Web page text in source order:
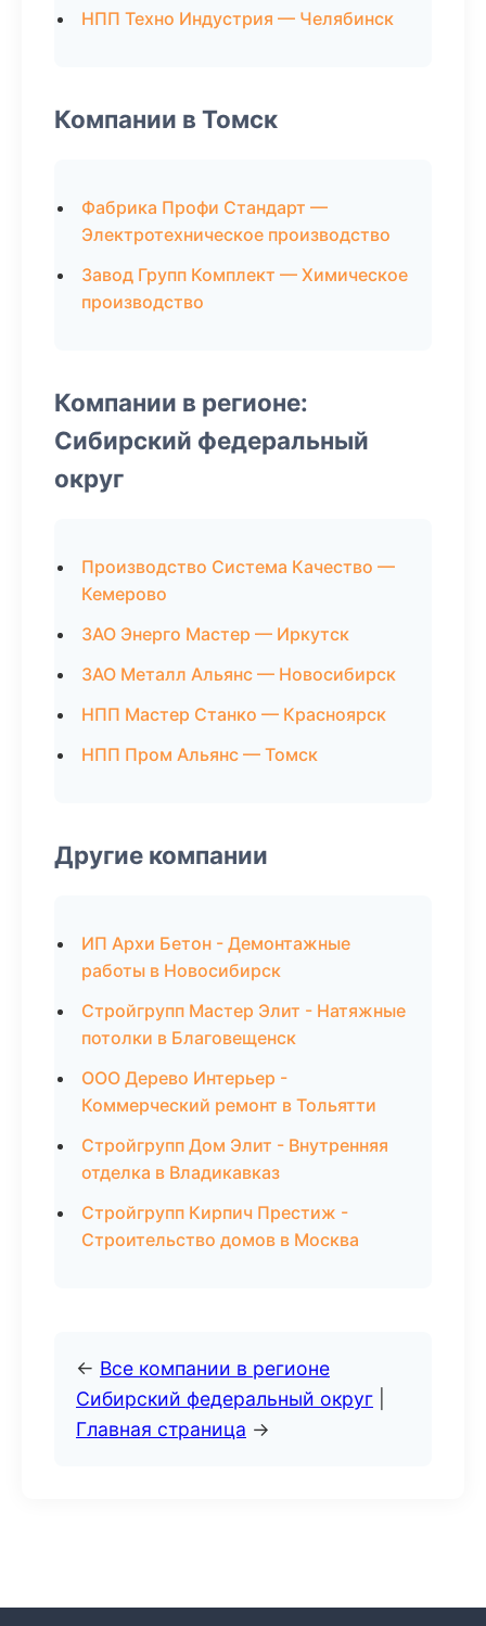
НПП Техно Индустрия — Челябинск
Компании в Томск
Фабрика Профи Стандарт —
Электротехническое производство
Завод Групп Комплект — Химическое
производство
Компании в регионе:
Сибирский федеральный
округ
Производство Система Качество —
Кемерово
ЗАО Энерго Мастер — Иркутск
ЗАО Металл Альянс — Новосибирск
НПП Мастер Станко — Красноярск
НПП Пром Альянс — Томск
Другие компании
ИП Архи Бетон - Демонтажные
работы в Новосибирск
Стройгрупп Мастер Элит - Натяжные
потолки в Благовещенск
ООО Дерево Интерьер -
Коммерческий ремонт в Тольятти
Стройгрупп Дом Элит - Внутренняя
отделка в Владикавказ
Стройгрупп Кирпич Престиж -
Строительство домов в Москва
← Все компании в регионе
Сибирский федеральный округ
Главная страница →